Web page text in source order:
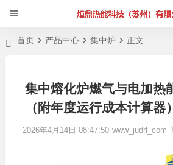
首页 产品中心 集中炉 正文
集中熔化炉燃气与电加热
（附年度运行成本计算器）
2026年4月14日 08:47:50 www_judrl_com